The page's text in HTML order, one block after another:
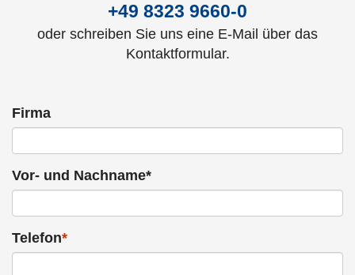
+49 8323 9660-0
oder schreiben Sie uns eine E-Mail über das
Kontaktformular.
Firma
Vor- und Nachname*
Telefon*